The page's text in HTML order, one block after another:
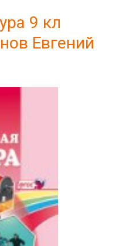
9 кл
Евгений